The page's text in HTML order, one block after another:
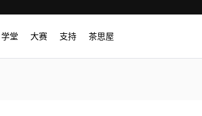
学堂 大赛 支持 茶思屋